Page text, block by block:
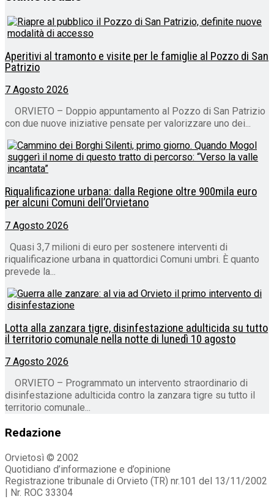
Aperitivi al tramonto e visite per le famiglie al Pozzo di San
Patrizio
7 Agosto 2026
ORVIETO – Doppio appuntamento al Pozzo di San Patrizio
con due nuove iniziative pensate per valorizzare uno dei...
Riqualificazione urbana: dalla Regione oltre 900mila euro
per alcuni Comuni dell’Orvietano
7 Agosto 2026
Quasi 3,7 milioni di euro per sostenere interventi di
riqualificazione urbana in quattordici Comuni umbri. È quanto
prevede la...
Lotta alla zanzara tigre, disinfestazione adulticida su tutto
il territorio comunale nella notte di lunedì 10 agosto
7 Agosto 2026
ORVIETO – Programmato un intervento straordinario di
disinfestazione adulticida contro la zanzara tigre su tutto il
territorio comunale...
Redazione
Orvietosì © 2002
Quotidiano d’informazione e d’opinione
Registrazione tribunale di Orvieto (TR) nr.101 del 13/11/2002
| Nr. ROC 33304